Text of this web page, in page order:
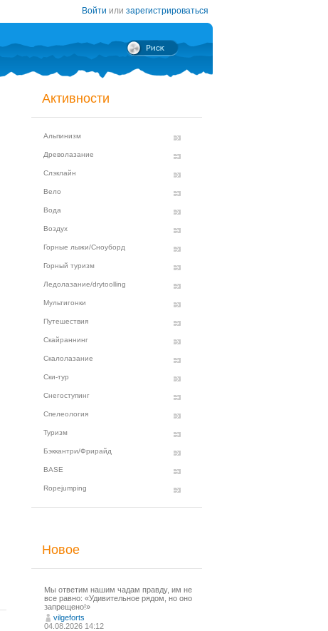
Войти или зарегистрироваться
Активности
Альпинизм
Древолазание
Слэклайн
Вело
Вода
Воздух
Горные лыжи/Сноуборд
Горный туризм
Ледолазание/drytoolling
Мультигонки
Путешествия
Скайраннинг
Скалолазание
Ски-тур
Снегоступинг
Спелеология
Туризм
Бэккантри/Фрирайд
BASE
Ropejumping
Новое
Мы ответим нашим чадам правду, им не
все равно: «Удивительное рядом, но оно
запрещено!»
vilgeforts
04.08.2026 14:12